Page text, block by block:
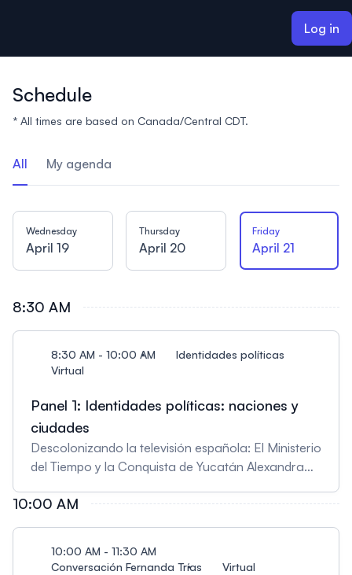
Log in
Schedule
* All times are based on Canada/Central CDT.
All My agenda
Wednesday
April 19
Thursday
April 20
Friday
April 21
8:30 AM
8:30 AM - 10:00 AM
Identidades políticas
Virtual
Panel 1: Identidades políticas: naciones y
ciudades
Descolonizando la televisión española: El Ministerio
del Tiempo y la Conquista de Yucatán Alexandra
audiovisuales del futuro en España a partir de las
crisis sociopolíticas del presente Débora Madrid,
en el Capitalismo Neoliberal Lorena Estrada
10:00 AM
10:00 AM - 11:30 AM
Conversación Fernanda Trías
Virtual